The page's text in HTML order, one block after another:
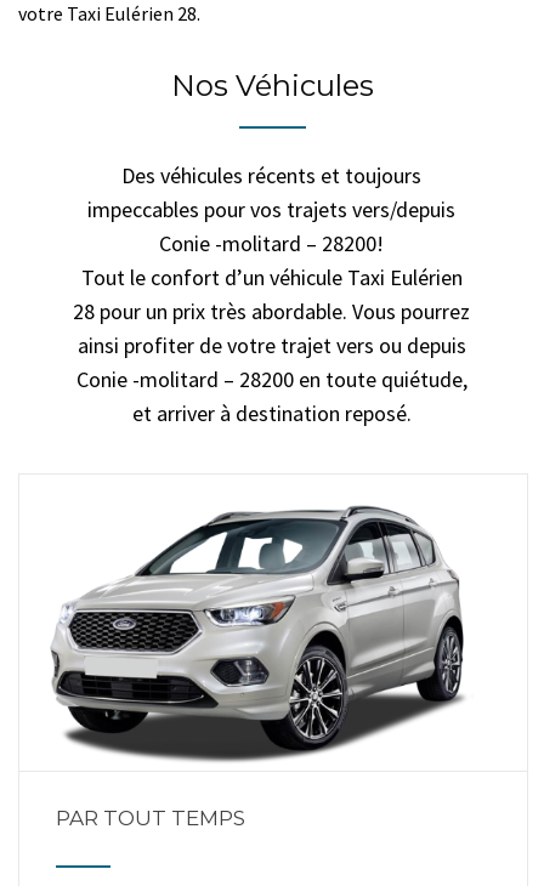
votre Taxi Eulérien 28.
Nos Véhicules
Des véhicules récents et toujours
impeccables pour vos trajets vers/depuis
Conie -molitard – 28200!
Tout le confort d’un véhicule Taxi Eulérien
28 pour un prix très abordable. Vous pourrez
ainsi profiter de votre trajet vers ou depuis
Conie -molitard – 28200 en toute quiétude,
et arriver à destination reposé.
PAR TOUT TEMPS